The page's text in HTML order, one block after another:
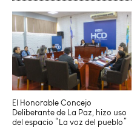
El Honorable Concejo
Deliberante de La Paz, hizo uso
del espacio “La voz del pueblo”